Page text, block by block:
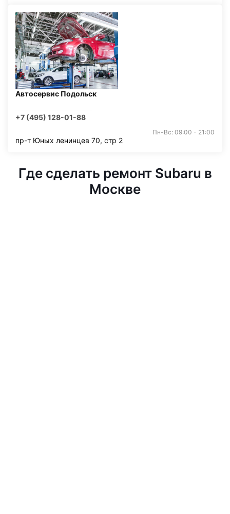
Автосервис Подольск
+7 (495) 128-01-88
Пн-Вс: 09:00 - 21:00
пр-т Юных ленинцев 70, стр 2
Где сделать ремонт Subaru в
Москве